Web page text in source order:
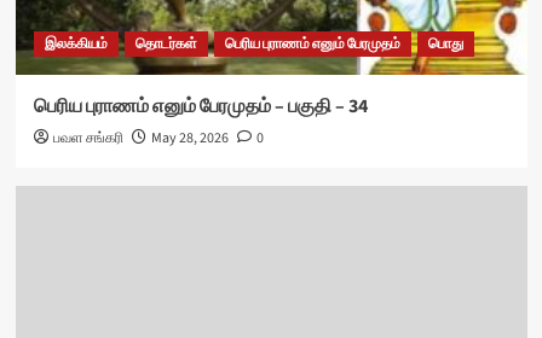
இலக்கியம் தொடர்கள் பெரிய புராணம் எனும் பேரமுதம் பொது
பெரிய புராணம் எனும் பேரமுதம் – பகுதி – 34
பவள சங்கரி May 28, 2026 0